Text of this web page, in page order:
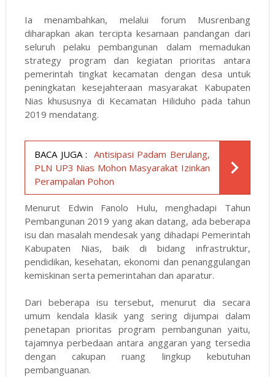
Ia menambahkan, melalui forum Musrenbang
diharapkan akan tercipta kesamaan pandangan dari
seluruh pelaku pembangunan dalam memadukan
strategy program dan kegiatan prioritas antara
pemerintah tingkat kecamatan dengan desa untuk
peningkatan kesejahteraan masyarakat Kabupaten
Nias khususnya di Kecamatan Hiliduho pada tahun
2019 mendatang.
BACA JUGA : Antisipasi Padam Berulang,
PLN UP3 Nias Mohon Masyarakat Izinkan
Perampalan Pohon
Menurut Edwin Fanolo Hulu, menghadapi Tahun
Pembangunan 2019 yang akan datang, ada beberapa
isu dan masalah mendesak yang dihadapi Pemerintah
Kabupaten Nias, baik di bidang infrastruktur,
pendidikan, kesehatan, ekonomi dan penanggulangan
kemiskinan serta pemerintahan dan aparatur.
Dari beberapa isu tersebut, menurut dia secara
umum kendala klasik yang sering dijumpai dalam
penetapan prioritas program pembangunan yaitu,
tajamnya perbedaan antara anggaran yang tersedia
dengan cakupan ruang lingkup kebutuhan
pembanguanan.